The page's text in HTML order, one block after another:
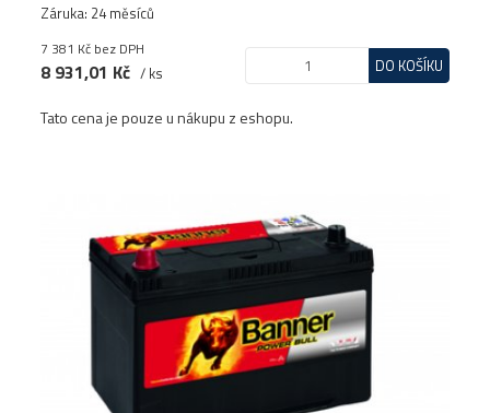
Záruka: 24 měsíců
7 381 Kč bez DPH
8 931,01 Kč / ks DO KOŠÍKU
Tato cena je pouze u nákupu z eshopu.